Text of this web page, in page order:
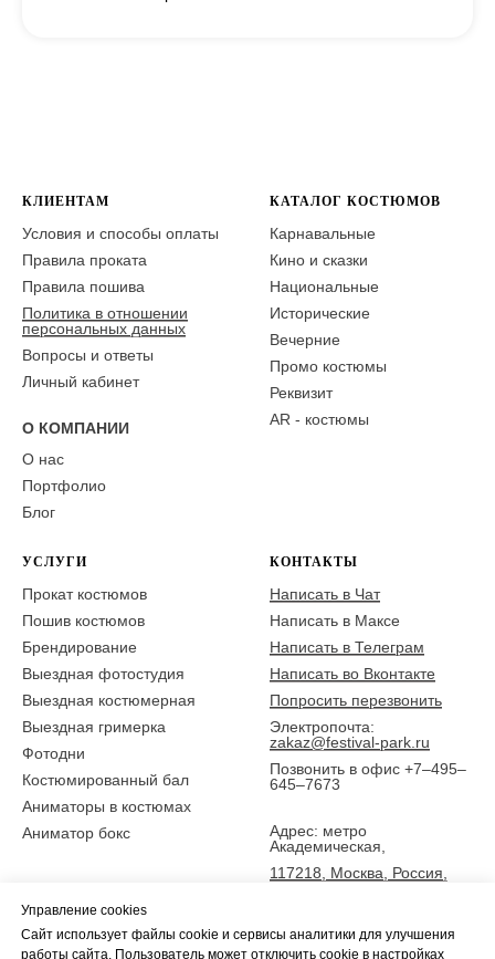
КЛИЕНТАМ
Условия и способы оплаты
Правила проката
Правила пошива
Политика в отношении
персональных данных
Вопросы и ответы
Личный кабинет
О КОМПАНИИ
О нас
Портфолио
Блог
КАТАЛОГ КОСТЮМОВ
Карнавальные
Кино и сказки
Национальные
Исторические
Вечерние
Промо костюмы
Реквизит
AR - костюмы
УСЛУГИ
Прокат костюмов
Пошив костюмов
Брендирование
Выездная фотостудия
Выездная костюмерная
Выездная гримерка
Фотодни
Костюмированный бал
Аниматоры в костюмах
Аниматор бокс
КОНТАКТЫ
Написать в Чат
Написать в Максе
Написать в Телеграм
Написать во Вконтакте
Попросить перезвонить
Электропочта:
zakaz@festival-park.ru
Позвонить в офис +7–495–
645–7673
Адрес: метро
Академическая,
117218, Москва, Россия,
5 эт., офис Фестиваль-парк
Управление cookies
Сайт использует файлы cookie и сервисы аналитики для улучшения
работы сайта. Пользователь может отключить cookie в настройках